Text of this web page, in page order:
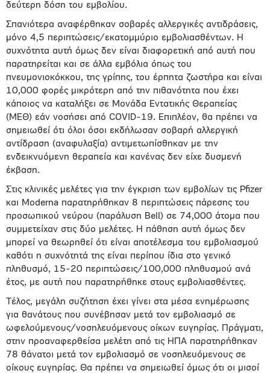
δεύτερη δόση του εμβολίου.
Σπανιότερα αναφέρθηκαν σοβαρές αλλεργικές αντιδράσεις,
μόνο 4,5 περιπτώσεις/εκατομμύριο εμβολιασθέντων. H
συχνότητα αυτή όμως δεν είναι διαφορετική από αυτή που
παρατηρείται και σε άλλα εμβόλια όπως του
πνευμονιοκόκκου, της γρίπης, του έρπητα ζωστήρα και είναι
10,000 φορές μικρότερη από την πιθανότητα που έχει
κάποιος να καταλήξει σε Μονάδα Εντατικής Θεραπείας
(ΜΕΘ) εάν νοσήσει από COVID-19. Επιπλέον, θα πρέπει να
σημειωθεί ότι όλοι όσοι εκδήλωσαν σοβαρή αλλεργική
αντίδραση (αναφυλαξία) αντιμετωπίσθηκαν με την
ενδεικνυόμενη θεραπεία και κανένας δεν είχε δυσμενή
έκβαση.
Στις κλινικές μελέτες για την έγκριση των εμβολίων τις Pfizer
και Moderna παρατηρήθηκαν 8 περιπτώσεις πάρεσης του
προσωπικού νεύρου (παράλυση Bell) σε 74,000 άτομα που
συμμετείχαν στις δύο μελέτες. Η πάθηση αυτή όμως δεν
μπορεί να θεωρηθεί ότι είναι αποτέλεσμα του εμβολιασμού
καθότι η συχνότητά της είναι περίπου ίδια στο γενικό
πληθυσμό, 15-20 περιπτώσεις/100,000 πληθυσμού ανά
έτος, με αυτή που παρατηρήθηκε στους εμβολιασθέντες.
Τέλος, μεγάλη συζήτηση έχει γίνει στα μέσα ενημέρωσης
για θανάτους που συνέβησαν μετά τον εμβολιασμό σε
ωφελούμενους/νοσηλευόμενους οίκων ευγηρίας. Πράγματι,
στην προαναφερθείσα μελέτη από τις ΗΠΑ παρατηρήθηκαν
78 θάνατοι μετά τον εμβολιασμό σε νοσηλευόμενους σε
οίκους ευγηρίας. Θα πρέπει να σημειωθεί όμως ότι οι μισοί